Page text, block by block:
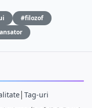
#filozof
│ Tag-uri